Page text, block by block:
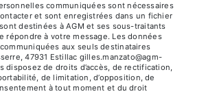
communiquées sont nécessaires
et sont enregistrées dans un fichier
destinées à AGM et ses sous-traitants
répondre à votre message. Les données
aux seuls destinataires
47931 Estillac gilles.manzato@agm-
disposez de droits d’accès, de rectification,
de limitation, d’opposition, de
à tout moment et du droit